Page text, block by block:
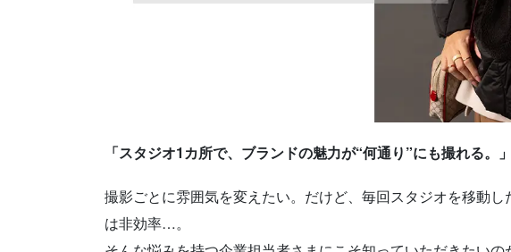
「スタジオ1カ所で、ブランドの魅力が“何通り”にも撮れる。」
撮影ごとに雰囲気を変えたい。だけど、毎回スタジオを移動
は非効率…。